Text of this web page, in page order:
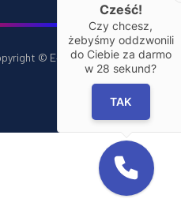
© E‑Installator 2026
Cześć!
Czy chcesz,
żebyśmy oddzwonili
do Ciebie za darmo
w 28 sekund?
TAK